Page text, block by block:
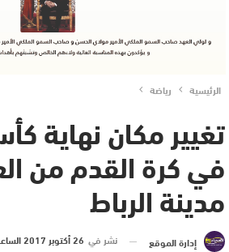
الرئيسية رياضة
تغيير مكان نهاية
في كرة القدم من
مدينة الرباط
إدارة الموقع نشر في 26 أكتوبر 2017 الساعة 9 و 30 دقيقة